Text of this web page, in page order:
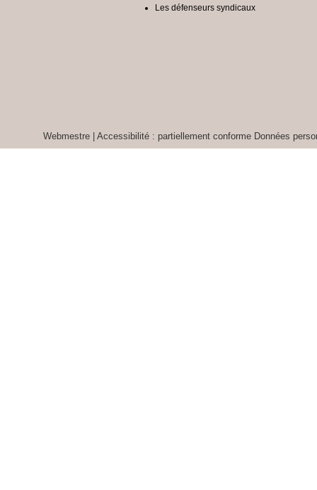
Les défenseurs syndicaux
Webmestre| Accessibilité : partiellement conforme Données